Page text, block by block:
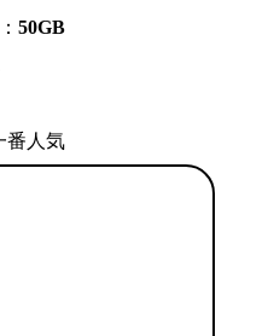
50GB
番人気